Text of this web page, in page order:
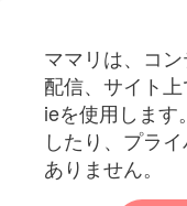
ママリは、コ
配信、サイト
ieを使用します
したり、プラ
ありません。
カテゴリー一覧
妊活
妊娠
トップ トレンド・イベント
「弟くんの制服
入園もしていな